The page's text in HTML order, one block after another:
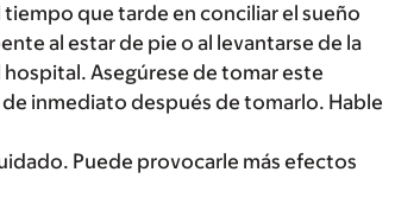
tiempo que tarde en conciliar el sueño
al estar de pie o al levantarse de la
Asegúrese de tomar este
inmediato después de tomarlo. Hable
Puede provocarle más efectos